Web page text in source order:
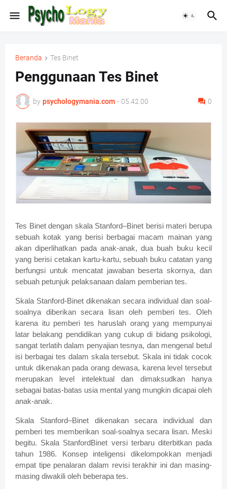
Beranda Tes Binet
Penggunaan Tes Binet
by psychologymania.com - 05.42.00 0
Tes Binet dengan skala Stanford–Binet berisi materi berupa
sebuah kotak yang berisi berbagai macam mainan yang
akan diperlihatkan pada anak-anak, dua buah buku kecil
yang berisi cetakan kartu-kartu, sebuah buku catatan yang
berfungsi untuk mencatat jawaban beserta skornya, dan
sebuah petunjuk pelaksanaan dalam pemberian tes.
Skala Stanford-Binet dikenakan secara individual dan soal-
soalnya diberikan secara lisan oleh pemberi tes. Oleh
karena itu pemberi tes haruslah orang yang mempunyai
latar belakang pendidikan yang cukup di bidang psikologi,
sangat terlatih dalam penyajian tesnya, dan mengenal betul
isi berbagai tes dalam skala tersebut. Skala ini tidak cocok
untuk dikenakan pada orang dewasa, karena level tersebut
merupakan level intelektual dan dimaksudkan hanya
sebagai batas-batas usia mental yang mungkin dicapai oleh
anak-anak.
Skala Stanford–Binet dikenakan secara individual dan
pemberi tes memberikan soal-soalnya secara lisan. Meski
begitu. Skala StanfordBinet versi terbaru diterbitkan pada
tahun 1986. Konsep inteligensi dikelompokkan menjadi
empat tipe penalaran dalam revisi terakhir ini dan masing-
masing diwakili oleh beberapa tes.